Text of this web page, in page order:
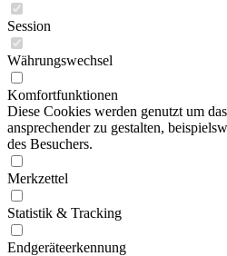
Session
Währungswechsel
Komfortfunktionen
Diese Cookies werden genutzt um
ansprechender zu gestalten,
des Besuchers.
Merkzettel
Statistik & Tracking
Endgeräteerkennung